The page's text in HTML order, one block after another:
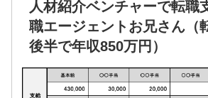
人材紹介ベンチャーで転職
職エージェントお兄さん（
後半で年収850万円）